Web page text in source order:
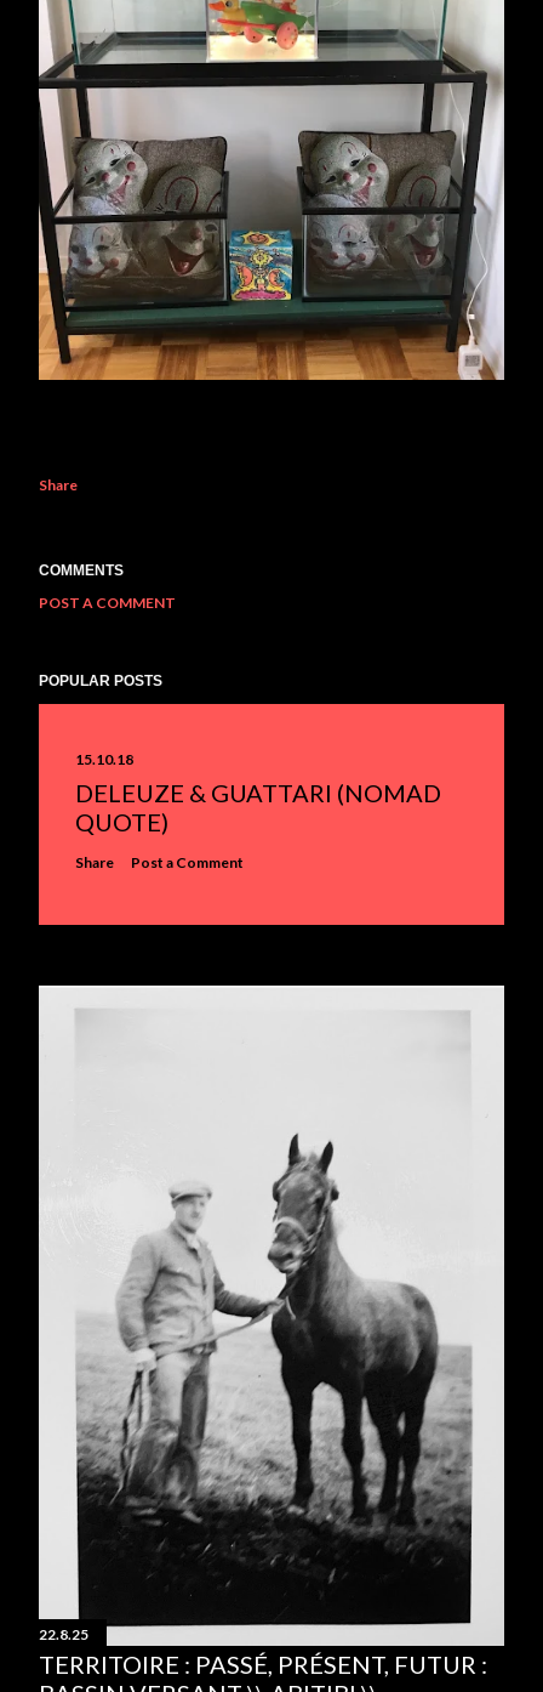
Share
COMMENTS
POST A COMMENT
POPULAR POSTS
15.10.18
DELEUZE & GUATTARI (NOMAD
QUOTE)
Share Post a Comment
22.8.25
TERRITOIRE : PASSÉ, PRÉSENT, FUTUR :